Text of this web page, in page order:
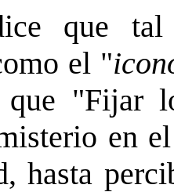
que tal
el "
"Fijar
en
hasta